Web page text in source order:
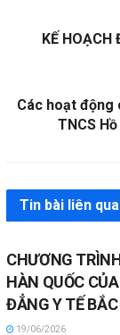
KẾ
Các hoạt động
TNCS
Tin bài liên
CHƯƠNG
HÀN QUỐC
ĐẲNG Y TẾ
19/06/2026